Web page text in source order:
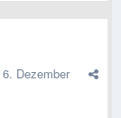
6. Dezember